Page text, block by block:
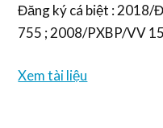
Đăng ký cá biệt :
755 ; 2008/PXBP/VV
Xem tài liệu